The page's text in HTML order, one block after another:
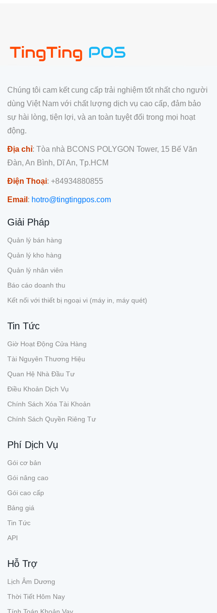
Chúng tôi cam kết cung cấp trải nghiệm tốt nhất cho người
dùng Việt Nam với chất lượng dịch vụ cao cấp, đảm bảo
sự hài lòng, tiện lợi, và an toàn tuyệt đối trong mọi hoạt
động.
Địa chỉ: Tòa nhà BCONS POLYGON Tower, 15 Bế Văn
Đàn, An Bình, Dĩ An, Tp.HCM
Điện Thoại: +84934880855
Email : hotro@tingtingpos.com
Giải Pháp
Quản lý bán hàng
Quản lý kho hàng
Quản lý nhân viên
Báo cáo doanh thu
Kết nối với thiết bị ngoại vi (máy in, máy quét)
Tin Tức
Giờ Hoạt Động Cửa Hàng
Tài Nguyên Thương Hiệu
Quan Hệ Nhà Đầu Tư
Điều Khoản Dịch Vụ
Chính Sách Xóa Tài Khoản
Chính Sách Quyền Riêng Tư
Phí Dịch Vụ
Gói cơ bản
Gói nâng cao
Gói cao cấp
Bảng giá
Tin Tức
API
Hỗ Trợ
Lịch Âm Dương
Thời Tiết Hôm Nay